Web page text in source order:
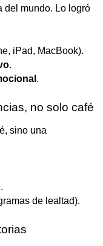
del mundo. Lo logró
iPad, MacBook).
.
.
no solo café
sino una
de lealtad).